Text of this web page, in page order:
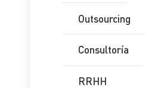
Outsourcing
Consultoría
RRHH